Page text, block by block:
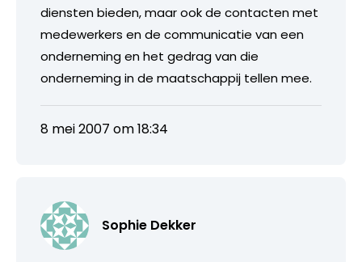
diensten bieden, maar ook de contacten met
medewerkers en de communicatie van een
onderneming en het gedrag van die
onderneming in de maatschappij tellen mee.
8 mei 2007 om 18:34
Sophie Dekker